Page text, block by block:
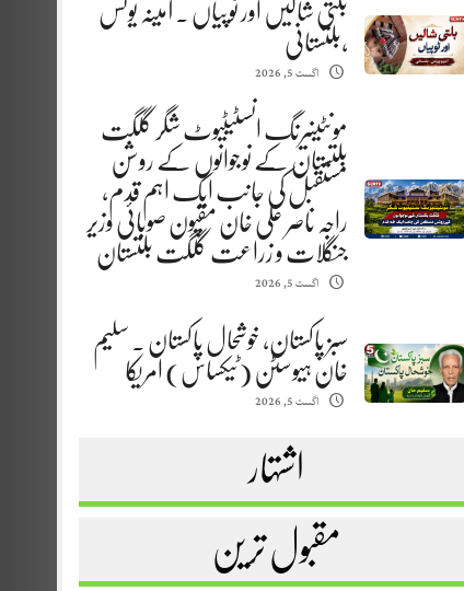
بلتی شالیں اور ٹوپیاں . آمینہ یونس
،بلتستانی
اگست 5, 2026
مونٹینیرنگ انسٹیٹیوٹ شگر گلگت
بلتستان کے نوجوانوں کے روشن
مستقبل کی جانب ایک اہم قدم،
راجہ ناصر علی خان مقپون صوبائی وزیر
جنگلات و زراعت گلگت بلتستان
اگست 5, 2026
سبز پاکستان، خوشحال پاکستان . سلیم
خان ہیوسٹن (ٹیکساس) امریکا
اگست 5, 2026
اشتہار
مقبول ترین